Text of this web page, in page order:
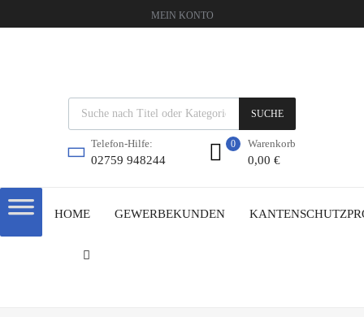
MEIN KONTO
SUCHE
Telefon-Hilfe:
02759 948244
Warenkorb
0,00 €
0
HOME GEWERBEKUNDEN